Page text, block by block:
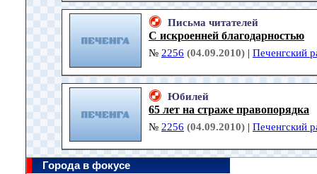
Письма читателей
С искроенней благодарностью
№ 2256 (04.09.2010) | Печенгский
Юбилей
65 лет на страже правопорядка
№ 2256 (04.09.2010) | Печенгский
Города в фокусе